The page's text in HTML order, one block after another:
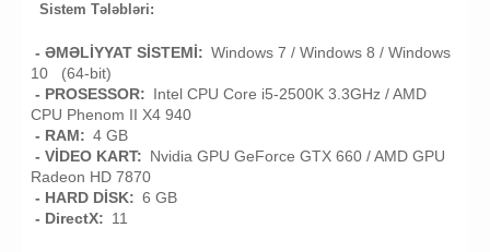
Sistem Tələbləri:
- ƏMƏLİYYAT SİSTEMİ: Windows 7 / Windows 8 / Windows
10 (64-bit)
- PROSESSOR: Intel CPU Core i5-2500K 3.3GHz / AMD
CPU Phenom II X4 940
- RAM: 4 GB
- VİDEO KART: Nvidia GPU GeForce GTX 660 / AMD GPU
Radeon HD 7870
- HARD DİSK: 6 GB
- DirectX: 11